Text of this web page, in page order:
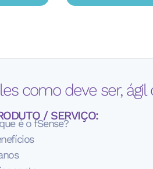
como deve ser,
/ SERVIÇO:
é o fSense?